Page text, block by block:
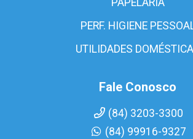
PAPELARIA
PERF. HIGIENE
UTILIDADES
Fale Conosco
(84) 3203-3300
(84) 99916-9327